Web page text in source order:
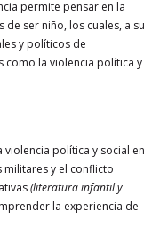
permite pensar en la
ser niño, los cuales, a su
y políticos de
como la violencia política y
política y social en
y el conflicto
(literatura infantil y
la experiencia de